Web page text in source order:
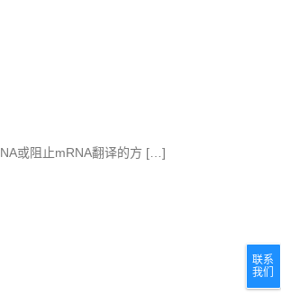
或阻止mRNA翻译的方 […]
联系
我们